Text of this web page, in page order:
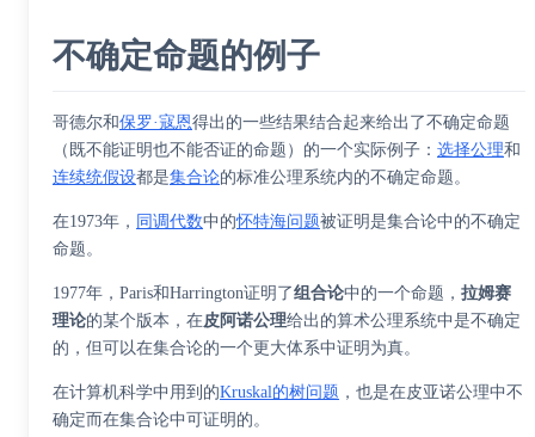
不确定命题的例子
哥德尔和保罗·寇恩得出的一些结果结合起来给出了不确定命题
（既不能证明也不能否证的命题）的一个实际例子： 选择公理和
连续统假设都是集合论的标准公理系统内的不确定命题。
在1973年， 同调代数中的怀特海问题被证明是集合论中的不确定
命题。
1977年，Paris和Harrington证明了组合论中的一个命题， 拉姆赛
理论的某个版本，在皮阿诺公理给出的算术公理系统中是不确定
的，但可以在集合论的一个更大体系中证明为真。
在计算机科学中用到的Kruskal的树问题 ，也是在皮亚诺公理中不
确定而在集合论中可证明的。